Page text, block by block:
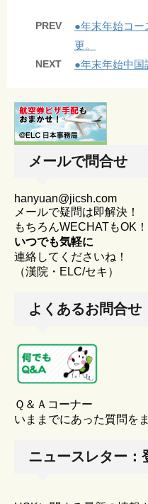
PREV
●年末年始コ
更。
NEXT ●年末年始中国
メールで問合せ
hanyuan@jicsh.com
メールで疑問は即解決！
もちろんWECHATもOK！
いつでも気軽に
連絡してくださいね！
（漢院・ELC/セキ）
よくあるお問合せ
Ｑ＆Ａコーナー
いままでにあった質問を
ニュースレター：